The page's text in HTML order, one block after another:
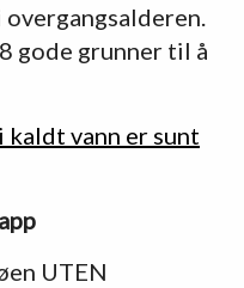
gode grunner til å
kaldt vann er sunt
UTEN